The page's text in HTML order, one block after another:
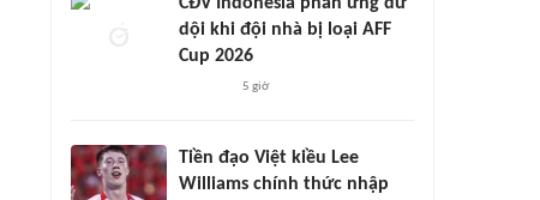
dội khi đội nhà bị loại AFF
Cup 2026
5 giờ
Tiền đạo Việt kiều Lee
Williams chính thức nhập